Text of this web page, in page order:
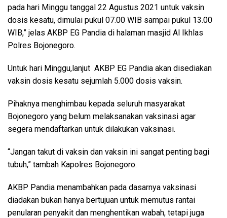
pada hari Minggu tanggal 22 Agustus 2021 untuk vaksin
dosis kesatu, dimulai pukul 07.00 WIB sampai pukul 13.00
WIB,” jelas AKBP EG Pandia di halaman masjid Al Ikhlas
Polres Bojonegoro.
Untuk hari Minggu,lanjut AKBP EG Pandia akan disediakan
vaksin dosis kesatu sejumlah 5.000 dosis vaksin.
Pihaknya menghimbau kepada seluruh masyarakat
Bojonegoro yang belum melaksanakan vaksinasi agar
segera mendaftarkan untuk dilakukan vaksinasi.
“Jangan takut di vaksin dan vaksin ini sangat penting bagi
tubuh,” tambah Kapolres Bojonegoro.
AKBP Pandia menambahkan pada dasarnya vaksinasi
diadakan bukan hanya bertujuan untuk memutus rantai
penularan penyakit dan menghentikan wabah, tetapi juga